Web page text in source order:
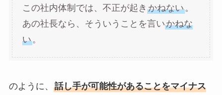
この社内体制では、不正が起き かねない。
あの社長なら、そういうことを言いかねな
い。
のように、 話し手が可能性があることをマイナス